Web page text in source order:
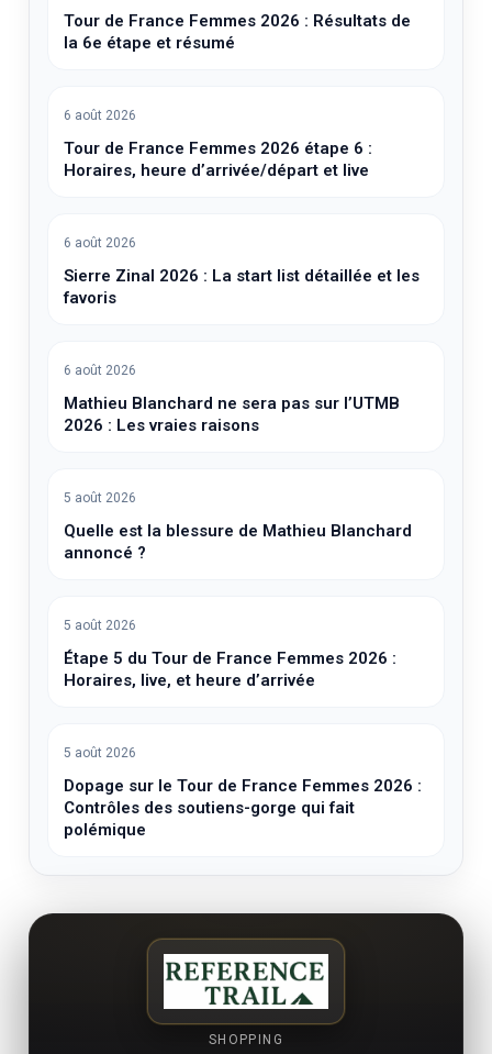
Tour de France Femmes 2026 : Résultats de
la 6e étape et résumé
6 août 2026
Tour de France Femmes 2026 étape 6 :
Horaires, heure d’arrivée/départ et live
6 août 2026
Sierre Zinal 2026 : La start list détaillée et les
favoris
6 août 2026
Mathieu Blanchard ne sera pas sur l’UTMB
2026 : Les vraies raisons
5 août 2026
Quelle est la blessure de Mathieu Blanchard
annoncé ?
5 août 2026
Étape 5 du Tour de France Femmes 2026 :
Horaires, live, et heure d’arrivée
5 août 2026
Dopage sur le Tour de France Femmes 2026 :
Contrôles des soutiens-gorge qui fait
polémique
SHOPPING